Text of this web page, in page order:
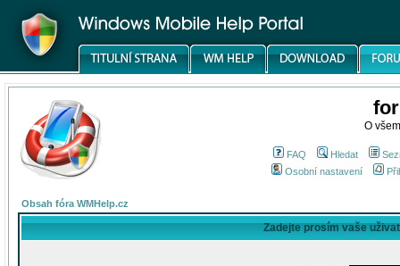
O
FAQ Hledat
Osobní nastavení
Obsah fóra WMHelp.cz
Zadejte prosím vaše